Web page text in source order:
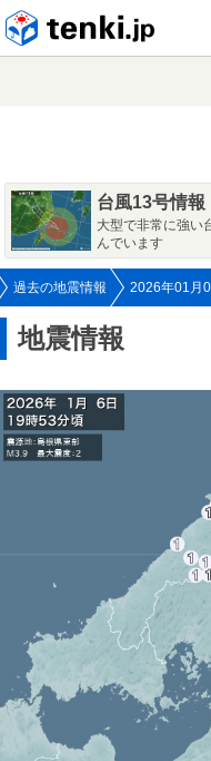
台風13号情報
大型で非常に強い
んでいます
過去の地震情報 2026年01月
地震情報